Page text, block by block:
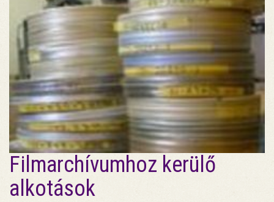
Filmarchívumhoz kerülő
alkotások